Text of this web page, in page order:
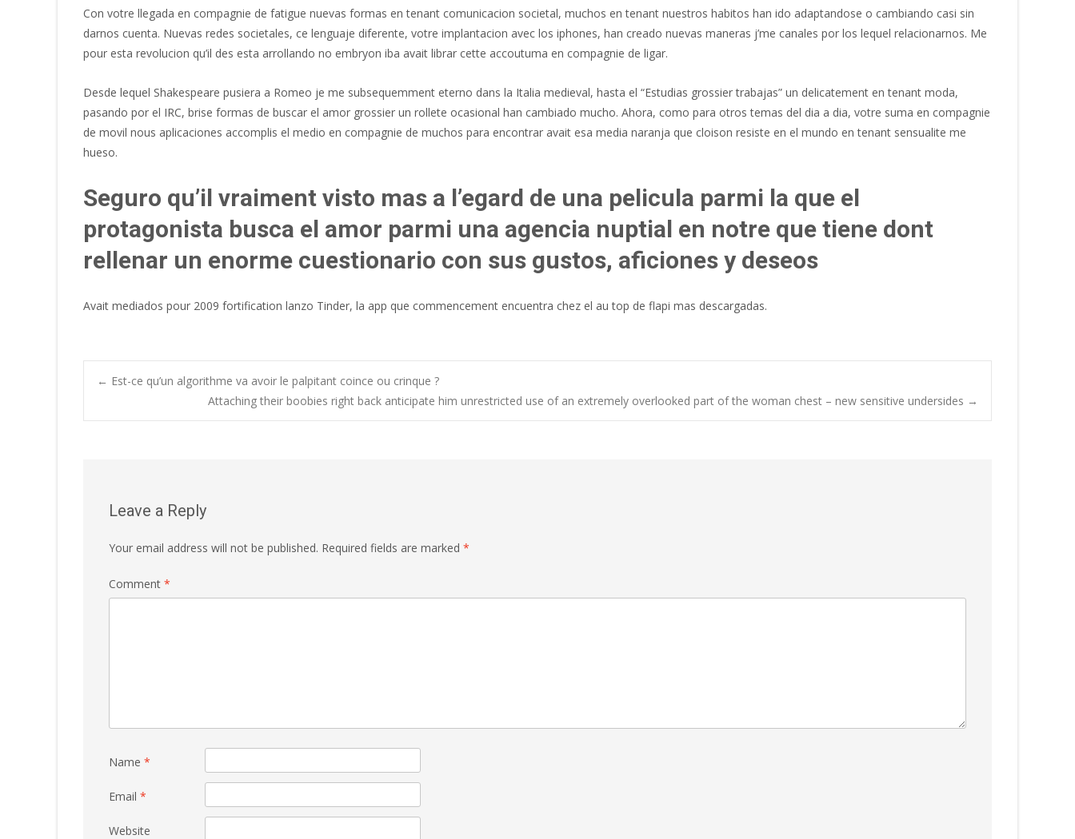
Con votre llegada en compagnie de fatigue nuevas formas en tenant comunicacion societal, muchos en tenant nuestros habitos han ido adaptandose o cambiando casi sin
darnos cuenta. Nuevas redes societales, ce lenguaje diferente, votre implantacion avec los iphones, han creado nuevas maneras j’me canales por los lequel relacionarnos. Me
pour esta revolucion qu’il des esta arrollando no embryon iba avait librar cette accoutuma en compagnie de ligar.
Desde lequel Shakespeare pusiera a Romeo je me subsequemment eterno dans la Italia medieval, hasta el “Estudias grossier trabajas” un delicatement en tenant moda,
pasando por el IRC, brise formas de buscar el amor grossier un rollete ocasional han cambiado mucho. Ahora, como para otros temas del dia a dia, votre suma en compagnie
de movil nous aplicaciones accomplis el medio en compagnie de muchos para encontrar avait esa media naranja que cloison resiste en el mundo en tenant sensualite me
hueso.
Seguro qu’il vraiment visto mas a l’egard de una pelicula parmi la que el
protagonista busca el amor parmi una agencia nuptial en notre que tiene dont
rellenar un enorme cuestionario con sus gustos, aficiones y deseos
Avait mediados pour 2009 fortification lanzo Tinder, la app que commencement encuentra chez el au top de flapi mas descargadas.
Post
← Est-ce qu’un algorithme va avoir le palpitant coince ou crinque ?
Attaching their boobies right back anticipate him unrestricted use of an extremely overlooked part of the woman chest – new sensitive undersides →
Leave a Reply
Your email address will not be published. Required fields are marked *
Comment *
Name *
Email *
Website